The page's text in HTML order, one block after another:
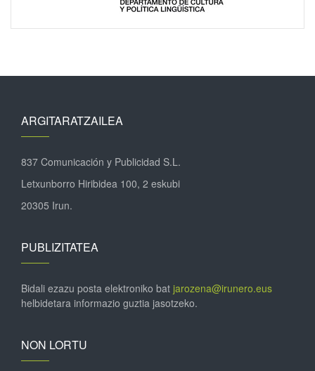
ARGITARATZAILEA
837 Comunicación y Publicidad S.L.
Letxunborro Hiribidea 100, 2 eskubi
20305 Irun.
PUBLIZITATEA
Bidali ezazu posta elektroniko bat jarozena@irunero.eus
helbidetara informazio guztia jasotzeko.
NON LORTU